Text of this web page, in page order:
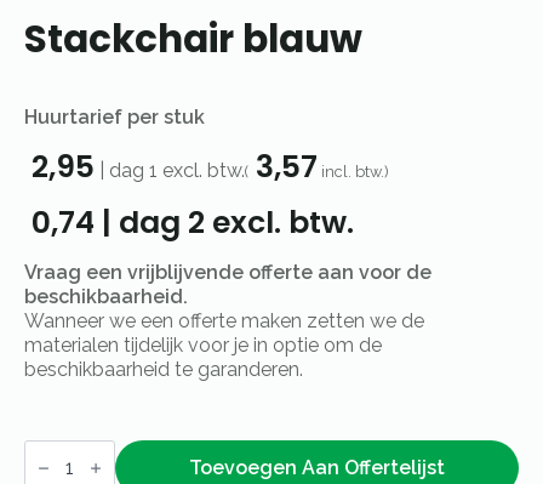
Stackchair blauw
Huurtarief per stuk
2,95 dag 1 excl. btw.( 3,57 incl. btw.)
0,74 | dag 2 excl. btw.
Vraag een vrijblijvende offerte aan voor de
beschikbaarheid.
Wanneer we een offerte maken zetten we de
materialen tijdelijk voor je in optie om de
beschikbaarheid te garanderen.
Stackchair
blauw
Toevoegen Aan Offertelijst